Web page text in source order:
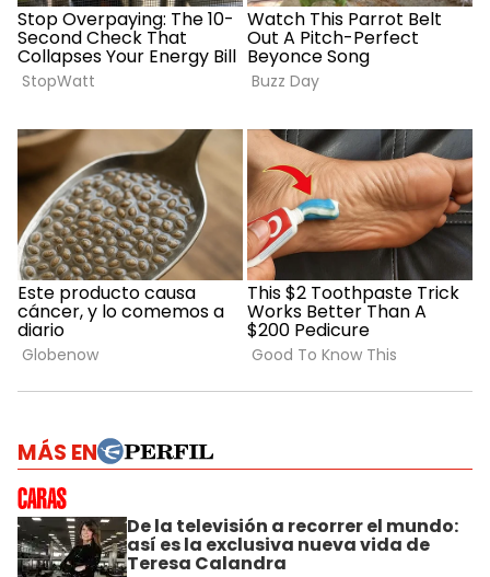
MÁS EN
De la televisión a recorrer el mundo:
así es la exclusiva nueva vida de
Teresa Calandra